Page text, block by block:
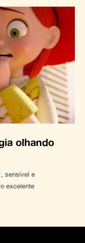
olhando
sensível e
excelente